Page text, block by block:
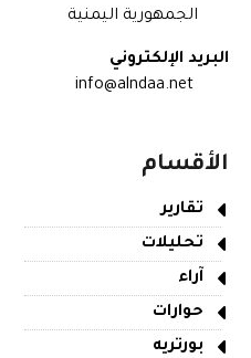
الجمهورية اليمنية
البريد الإلكتروني
info@alndaa.net
الأقسام
تقارير
تحليلات
آراء
حوارات
بورتريه